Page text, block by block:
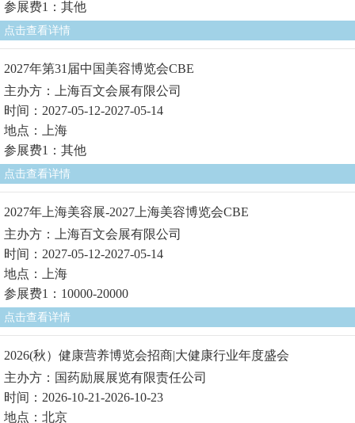
参展费1：其他
点击查看详情
2027年第31届中国美容博览会CBE
主办方：上海百文会展有限公司
时间：2027-05-12-2027-05-14
地点：上海
参展费1：其他
点击查看详情
2027年上海美容展-2027上海美容博览会CBE
主办方：上海百文会展有限公司
时间：2027-05-12-2027-05-14
地点：上海
参展费1：10000-20000
点击查看详情
2026(秋）健康营养博览会招商|大健康行业年度盛会
主办方：国药励展展览有限责任公司
时间：2026-10-21-2026-10-23
地点：北京